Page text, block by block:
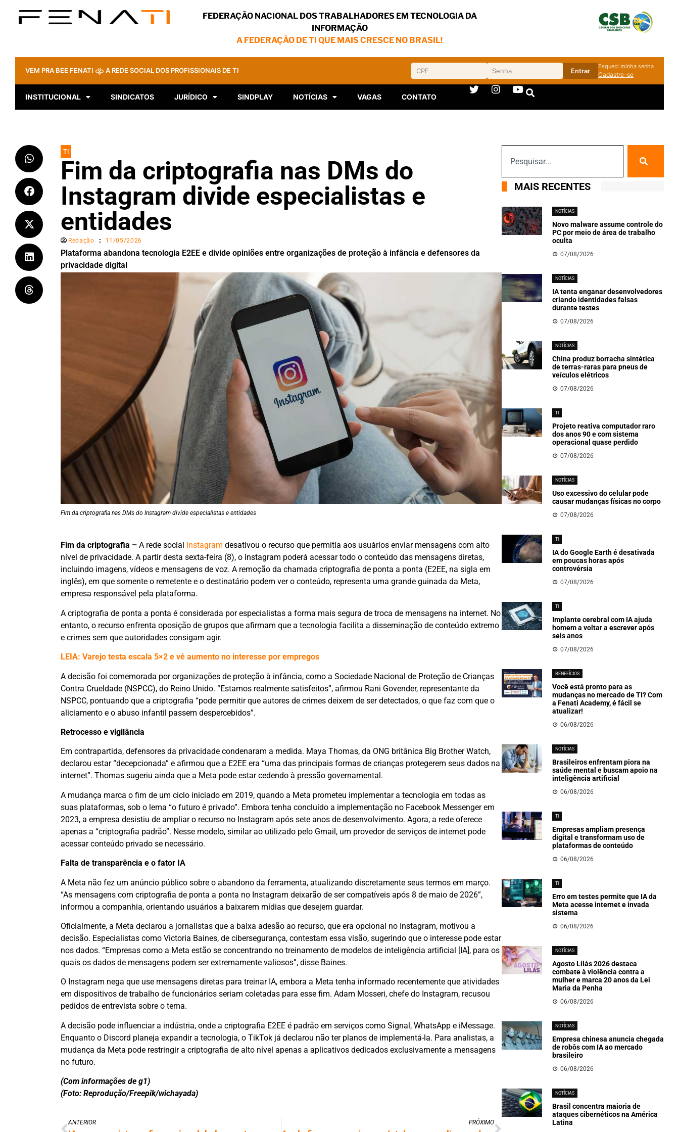
FEDERAÇÃO NACIONAL DOS TRABALHADORES EM TECNOLOGIA DA
INFORMAÇÃO
A FEDERAÇÃO DE TI QUE MAIS CRESCE NO BRASIL!
VEM PRA BEE FENATI A REDE SOCIAL DOS PROFISSIONAIS DE TI Entrar
Esqueci minha senha
Cadastre-se
INSTITUCIONAL SINDICATOS JURÍDICO SINDPLAY NOTÍCIAS VAGAS CONTATO
TI
Fim da criptografia nas DMs do
Instagram divide especialistas e
entidades
Redação 11/05/2026
Plataforma abandona tecnologia E2EE e divide opiniões entre organizações de proteção à infância e defensores da
privacidade digital
Fim da criptografia nas DMs do Instagram divide especialistas e entidades
Fim da criptografia –A rede social Instagram desativou o recurso que permitia aos usuários enviar mensagens com alto
nível de privacidade. A partir desta sexta-feira (8), o Instagram poderá acessar todo o conteúdo das mensagens diretas,
incluindo imagens, vídeos e mensagens de voz. A remoção da chamada criptografia de ponta a ponta (E2EE, na sigla em
inglês), em que somente o remetente e o destinatário podem ver o conteúdo, representa uma grande guinada da Meta,
empresa responsável pela plataforma.
A criptografia de ponta a ponta é considerada por especialistas a forma mais segura de troca de mensagens na internet. No
entanto, o recurso enfrenta oposição de grupos que afirmam que a tecnologia facilita a disseminação de conteúdo extremo
e crimes sem que autoridades consigam agir.
LEIA: Varejo testa escala 5×2 e vê aumento no interesse por empregos
A decisão foi comemorada por organizações de proteção à infância, como a Sociedade Nacional de Proteção de Crianças
Contra Crueldade (NSPCC), do Reino Unido. “Estamos realmente satisfeitos”, afirmou Rani Govender, representante da
NSPCC, pontuando que a criptografia “pode permitir que autores de crimes deixem de ser detectados, o que faz com que o
aliciamento e o abuso infantil passem despercebidos”.
Retrocesso e vigilância
Em contrapartida, defensores da privacidade condenaram a medida. Maya Thomas, da ONG britânica Big Brother Watch,
declarou estar “decepcionada” e afirmou que a E2EE era “uma das principais formas de crianças protegerem seus dados na
internet”. Thomas sugeriu ainda que a Meta pode estar cedendo à pressão governamental.
A mudança marca o fim de um ciclo iniciado em 2019, quando a Meta prometeu implementar a tecnologia em todas as
suas plataformas, sob o lema “o futuro é privado”. Embora tenha concluído a implementação no Facebook Messenger em
2023, a empresa desistiu de ampliar o recurso no Instagram após sete anos de desenvolvimento. Agora, a rede oferece
apenas a “criptografia padrão”. Nesse modelo, similar ao utilizado pelo Gmail, um provedor de serviços de internet pode
acessar conteúdo privado se necessário.
Falta de transparência e o fator IA
A Meta não fez um anúncio público sobre o abandono da ferramenta, atualizando discretamente seus termos em março.
“As mensagens com criptografia de ponta a ponta no Instagram deixarão de ser compatíveis após 8 de maio de 2026”,
informou a companhia, orientando usuários a baixarem mídias que desejem guardar.
Oficialmente, a Meta declarou a jornalistas que a baixa adesão ao recurso, que era opcional no Instagram, motivou a
decisão. Especialistas como Victoria Baines, de cibersegurança, contestam essa visão, sugerindo que o interesse pode estar
nos dados. “Empresas como a Meta estão se concentrando no treinamento de modelos de inteligência artificial [IA], para os
quais os dados de mensagens podem ser extremamente valiosos”, disse Baines.
O Instagram nega que use mensagens diretas para treinar IA, embora a Meta tenha informado recentemente que atividades
em dispositivos de trabalho de funcionários seriam coletadas para esse fim. Adam Mosseri, chefe do Instagram, recusou
pedidos de entrevista sobre o tema.
A decisão pode influenciar a indústria, onde a criptografia E2EE é padrão em serviços como Signal, WhatsApp e iMessage.
Enquanto o Discord planeja expandir a tecnologia, o TikTok já declarou não ter planos de implementá-la. Para analistas, a
mudança da Meta pode restringir a criptografia de alto nível apenas a aplicativos dedicados exclusivamente a mensagens
no futuro.
(Com informações de g1)
(Foto: Reprodução/Freepik/wichayada)
ANTERIOR PRÓXIMO
MAIS RECENTES
NOTÍCIAS
Novo malware assume controle do
PC por meio de área de trabalho
oculta
07/08/2026
NOTÍCIAS
IA tenta enganar desenvolvedores
criando identidades falsas
durante testes
07/08/2026
NOTÍCIAS
China produz borracha sintética
de terras-raras para pneus de
veículos elétricos
07/08/2026
TI
Projeto reativa computador raro
dos anos 90 e com sistema
operacional quase perdido
07/08/2026
NOTÍCIAS
Uso excessivo do celular pode
causar mudanças físicas no corpo
07/08/2026
TI
IA do Google Earth é desativada
em poucas horas após
controvérsia
07/08/2026
TI
Implante cerebral com IA ajuda
homem a voltar a escrever após
seis anos
07/08/2026
BENEFÍCIOS
Você está pronto para as
mudanças no mercado de TI? Com
a Fenati Academy, é fácil se
atualizar!
06/08/2026
NOTÍCIAS
Brasileiros enfrentam piora na
saúde mental e buscam apoio na
inteligência artificial
06/08/2026
TI
Empresas ampliam presença
digital e transformam uso de
plataformas de conteúdo
06/08/2026
TI
Erro em testes permite que IA da
Meta acesse internet e invada
sistema
06/08/2026
NOTÍCIAS
Agosto Lilás 2026 destaca
combate à violência contra a
mulher e marca 20 anos da Lei
Maria da Penha
06/08/2026
NOTÍCIAS
Empresa chinesa anuncia chegada
de robôs com IA ao mercado
brasileiro
06/08/2026
NOTÍCIAS
Brasil concentra maioria de
ataques cibernéticos na América
Latina